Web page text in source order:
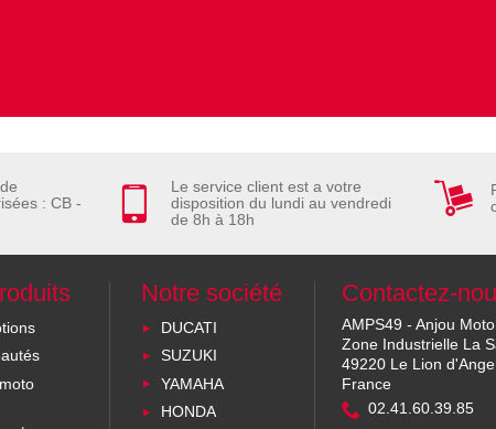
: CB -
Le service client est a votre
disposition du lundi au vendredi
de 8h à 18h
Notre société
DUCATI
SUZUKI
YAMAHA
HONDA
Contactez-
AMPS49 - Anjou
Zone Industrielle La
49220 Le Lion
France
02.41.60.39.85